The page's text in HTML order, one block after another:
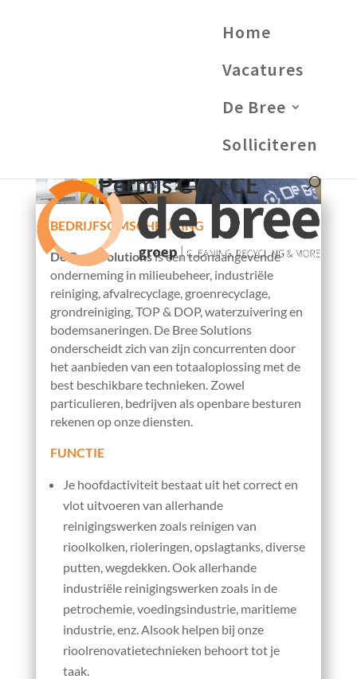
Home
Vacatures
De Bree
Solliciteren
Chauffeur camion –
Permis C ou CE
BEDRIJFSOMSCHRIJVING
De Bree Solutionsis een toonaangevende
onderneming in milieubeheer, industriële
reiniging, afvalrecyclage, groenrecyclage,
grondreiniging, TOP & DOP, waterzuivering en
bodemsaneringen. De Bree Solutions
onderscheidt zich van zijn concurrenten door
het aanbieden van een totaaloplossing met de
best beschikbare technieken. Zowel
particulieren, bedrijven als openbare besturen
rekenen op onze diensten.
FUNCTIE
Je hoofdactiviteit bestaat uit het correct en
vlot uitvoeren van allerhande
reinigingswerken zoals reinigen van
rioolkolken, rioleringen, opslagtanks, diverse
putten, wegdekken. Ook allerhande
industriële reinigingswerken zoals in de
petrochemie, voedingsindustrie, maritieme
industrie, enz. Alsook helpen bij onze
rioolrenovatietechnieken behoort tot je
taak.